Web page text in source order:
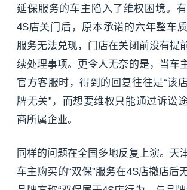
延保服务的车主陷入了维权困境。有
4S店关门后，原本承诺的六年整车
服务无法兑现，门店在关闭前没有提
续处理事项。更令人无奈的是，当车
官方客服时，得到的回复往往是“该
牌无关”，而想要维权只能通过诉讼
商所属企业。
同样的问题在全国多地反复上演。天
车主购买的“双保”服务在4S店撤店后